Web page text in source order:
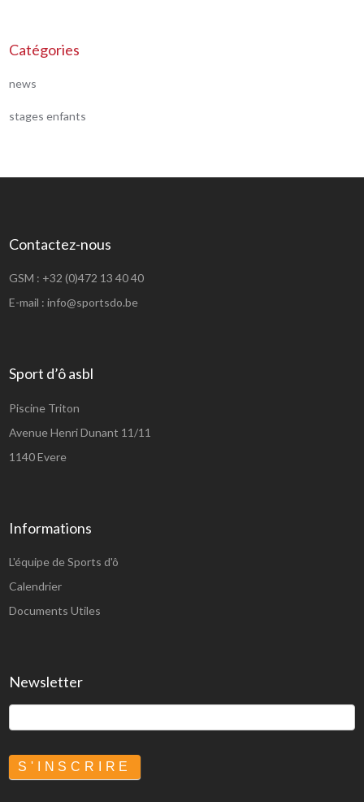
Catégories
news
stages enfants
Contactez-nous
GSM : +32 (0)472 13 40 40
E-mail :info@sportsdo.be
Sport d’ô asbl
Piscine Triton
Avenue Henri Dunant 11/11
1140 Evere
Informations
L'équipe de Sports d'ô
Calendrier
Documents Utiles
Newsletter
S'INSCRIRE